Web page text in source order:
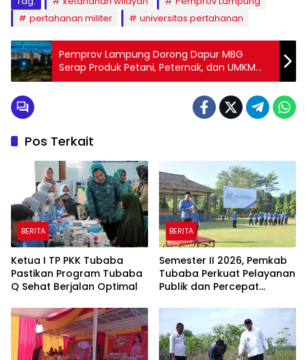
pertahanan militer
universitas pertahanan
Pemprov Lampung Dorong Dapur MBG
Serap Produk Petani, Peternak, dan UMKM
Lokal
Pos Terkait
BERITA
Ketua I TP PKK Tubaba
Pastikan Program Tubaba
Q Sehat Berjalan Optimal
BERITA
Semester II 2026, Pemkab
Tubaba Perkuat Pelayanan
Publik dan Percepat